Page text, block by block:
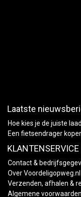
Laatste
Hoe kies je de juiste
Een fietsendrager
KLANTENSERVICE
Contact &
Over Voordeligopweg.nl
Verzenden, afhalen &
Algemene voorwaarden